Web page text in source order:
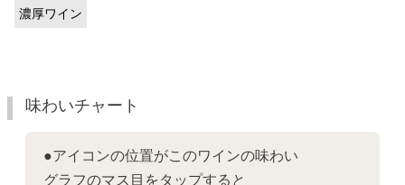
濃厚ワイン
味わいチャート
●アイコンの位置がこのワインの味わい
グラフのマス目をタップすると